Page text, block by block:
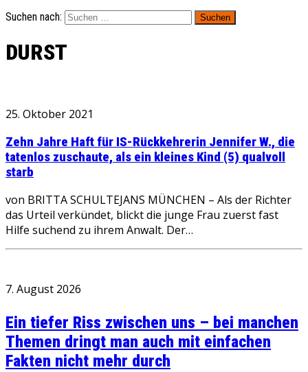
Suchen nach:
DURST
25. Oktober 2021
Zehn Jahre Haft für IS-Rückkehrerin Jennifer W., die
tatenlos zuschaute, als ein kleines Kind (5) qualvoll
starb
von BRITTA SCHULTEJANS MÜNCHEN – Als der Richter
das Urteil verkündet, blickt die junge Frau zuerst fast
Hilfe suchend zu ihrem Anwalt. Der…
7. August 2026
Ein tiefer Riss zwischen uns – bei manchen
Themen dringt man auch mit einfachen
Fakten nicht mehr durch